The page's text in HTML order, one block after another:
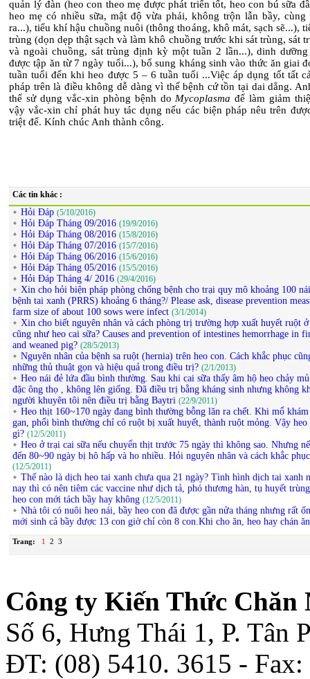
quản lý đàn (heo con theo mẹ được phát triển tốt, heo con bú sữa
heo mẹ có nhiều sữa, mật độ vừa phải, không trộn lẫn bầy, cùng
ra...), tiểu khí hậu chuồng nuôi (thông thoáng, khô mát, sạch sẽ...),
trùng (dọn dẹp thật sạch và làm khô chuồng trước khi sát trùng, sát
và ngoài chuồng, sát trùng định kỳ một tuần 2 lần...), dinh
được tập ăn từ 7 ngày tuổi...), bổ sung kháng sinh vào thức ăn giai
tuần tuổi đến khi heo được 5 – 6 tuần tuổi ...Việc áp dụng tốt tất
pháp trên là điều không dễ dàng vì thế bệnh cứ tồn tại dai dẳng.
thể sử dụng vắc-xin phòng bệnh do Mycoplasma để làm giảm
vậy vắc-xin chỉ phát huy tác dụng nếu các biện pháp nêu trên
triệt để. Kính chúc Anh thành công.
Các tin khác :
Hỏi Đáp (5/10/2016)
Hỏi Đáp Tháng 09/2016 (19/9/2016)
Hỏi Đáp Tháng 08/2016 (15/8/2016)
Hỏi Đáp Tháng 07/2016 (15/7/2016)
Hỏi Đáp Tháng 06/2016 (15/6/2016)
Hỏi Đáp Tháng 05/2016 (15/5/2016)
Hỏi Đáp Tháng 4/ 2016 (29/4/2016)
Xin cho hỏi biện pháp phòng chống bệnh cho trại quy mô khoảng 100
bệnh tai xanh (PRRS) khoảng 6 tháng?/ Please ask, disease prevention
farm size of about 100 sows were infect (3/1/2014)
Xin cho biết nguyên nhân và cách phòng trị trường hợp xuất huyết ruột
cũng như heo cai sữa? Causes and prevention of intestines hemorrhage in
and weaned pig? (28/5/2013)
Nguyên nhân của bệnh sa ruột (hernia) trên heo con. Cách khắc phục
những thủ thuật gọn và hiệu quả trong điều trị? (2/1/2013)
Heo nái đẻ lứa đầu bình thường. Sau khi cai sữa thấy âm hộ heo chảy
đặc ông thọ , không lên giống. Đã điều trị bằng kháng sinh nhưng không
người khuyên tôi nên điều trị bằng Baytri (22/9/2011)
Heo thịt 160~170 ngày đang bình thường bỗng lăn ra chết. Khi mổ
gan, phổi bình thường chỉ có ruột bị xuất huyết, thành ruột mỏng. Vậy heo
gì? (12/5/2011)
Heo ở trại cai sữa nếu chuyển thịt trước 75 ngày thì không sao. Nhưng
đến 80~90 ngày bị hô hấp và ho nhiều. Hỏi nguyên nhân và cách khắc
(12/5/2011)
Thế nào là dịch heo tai xanh chưa qua 21 ngày? Tình hình dịch tai xanh
nay thì có nên tiêm các vaccine như dịch tả, phó thương hàn, tụ huyết
heo con mới tách bầy hay không (12/5/2011)
Nhà tôi có nuôi heo nái, bầy heo con đã được gần nửa tháng nhưng rất
mới sinh cả bầy được 13 con giờ chỉ còn 8 con.Khi cho ăn, heo hay chán
Trang: 1 2 3
Công ty Kiến Thức Chăn
Số 6, Hưng Thái 1, P. Tân
ĐT: (08) 5410. 3615 -